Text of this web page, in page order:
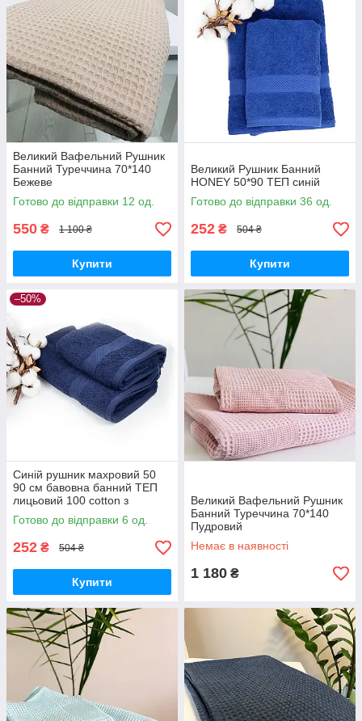
Великий Вафельний Рушник
Банний Туреччина 70*140
Бежеве
Готово до відправки 12 од.
550 ₴ 1 100 ₴
Купити
Великий Рушник Банний
HONEY 50*90 ТЕП синій
Готово до відправки 36 од.
252 ₴ 504 ₴
Купити
–50%
Синій рушник махровий 50
90 см бавовна банний ТЕП
лицьовий 100 cotton з
петелькою «Honey» Dark
Blue
Готово до відправки 6 од.
252 ₴ 504 ₴
Купити
Великий Вафельний Рушник
Банний Туреччина 70*140
Пудровий
Немає в наявності
1 180 ₴